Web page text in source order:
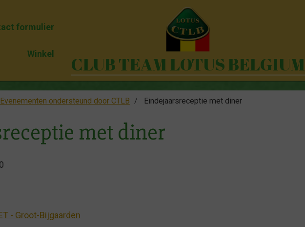
formulier
Winkel CLUB TEAM LOTUS BELGIUM
Evenementen ondersteund door CTLB Eindejaarsreceptie met diner
met diner
- Groot-Bijgaarden